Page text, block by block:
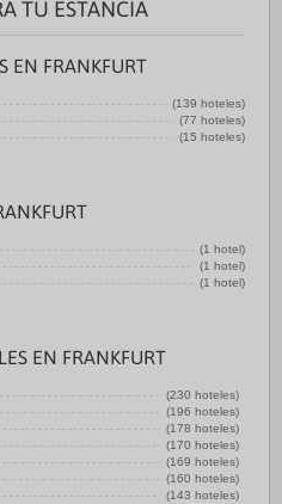
TU ESTANCIA
EN FRANKFURT
(139 hoteles)
(77 hoteles)
(15 hoteles)
(1 hotel)
(1 hotel)
(1 hotel)
EN FRANKFURT
(230 hoteles)
(196 hoteles)
(178 hoteles)
(170 hoteles)
(169 hoteles)
(160 hoteles)
(143 hoteles)